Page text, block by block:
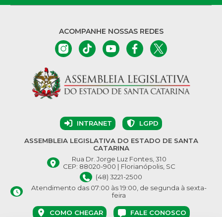
ACOMPANHE NOSSAS REDES
INTRANET LGPD
ASSEMBLEIA LEGISLATIVA DO ESTADO DE SANTA
CATARINA
Rua Dr. Jorge Luz Fontes, 310
CEP: 88020-900 | Florianópolis, SC
(48) 3221-2500
Atendimento das 07:00 às 19:00, de segunda à sexta-
feira
COMO CHEGAR FALE CONOSCO